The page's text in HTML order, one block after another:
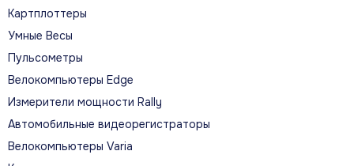
Картплоттеры
Умные Весы
Пульсометры
Велокомпьютеры Edge
Измерители мощности Rally
Автомобильные видеорегистраторы
Велокомпьютеры Varia